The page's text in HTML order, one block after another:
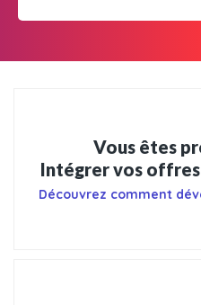
Vous êtes
Intégrer vos offres
Découvrez comment